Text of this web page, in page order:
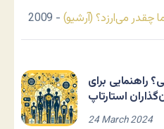
چقدر می‌ارزد؟ (آرشیو) - 2009
برای
استارتاپ
24 March 2024